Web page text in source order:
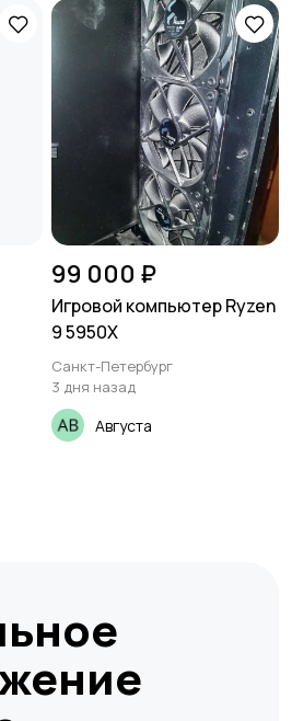
99 000 ₽
Игровой компьютер Ryzen
9 5950X
Санкт-Петербург
3 дня назад
Августа